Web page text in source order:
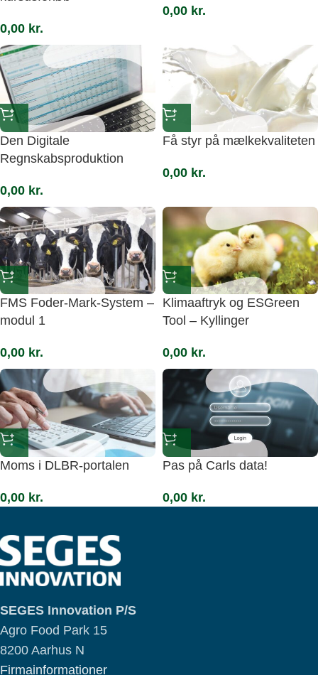
0,00 kr.
0,00 kr.
Den Digitale
Regnskabsproduktion
0,00 kr.
Få styr på mælkekvaliteten
0,00 kr.
FMS Foder-Mark-System –
modul 1
0,00 kr.
Klimaaftryk og ESGreen
Tool – Kyllinger
0,00 kr.
Moms i DLBR-portalen
0,00 kr.
Pas på Carls data!
0,00 kr.
SEGES Innovation P/S
Agro Food Park 15
8200 Aarhus N
Firmainformationer